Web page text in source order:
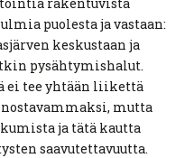
puolesta ja vastaan:
keskustaan ja
pysähtymishalut.
tee yhtään liikettä
mutta
ja tätä kautta
saavutettavuutta.